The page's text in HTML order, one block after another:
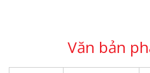
Văn bản